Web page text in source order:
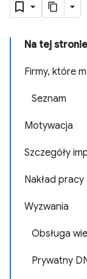
Na tej stronie
Firmy, które
Seznam
Motywacja
Szczegóły
Nakład
Wyzwania
Obsługa
Prywatny